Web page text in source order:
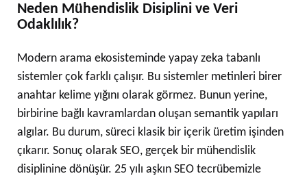
Neden Mühendislik Disiplini ve Veri
Odaklılık?
Modern arama ekosisteminde yapay zeka tabanlı
sistemler çok farklı çalışır. Bu sistemler metinleri birer
anahtar kelime yığını olarak görmez. Bunun yerine,
birbirine bağlı kavramlardan oluşan semantik yapıları
algılar. Bu durum, süreci klasik bir içerik üretim işinden
çıkarır. Sonuç olarak SEO, gerçek bir mühendislik
disiplinine dönüşür. 25 yılı aşkın SEO tecrübemizle